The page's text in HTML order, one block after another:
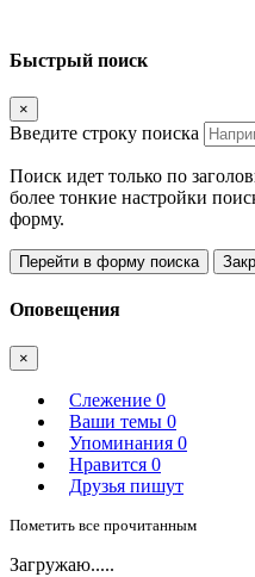
Быстрый поиск
×
Введите строку поиска
Поиск идет только по
более тонкие настройки
форму.
Перейти в форму поиска
Оповещения
×
Слежение 0
Ваши темы 0
Упоминания 0
Нравится 0
Друзья пишут
Пометить все прочитанным
Загружаю.....